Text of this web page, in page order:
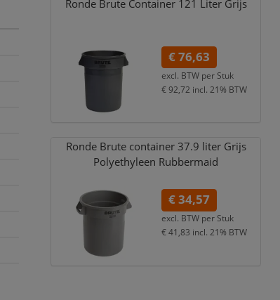
Ronde Brute Container 121 Liter Grijs
€ 76,63
excl. BTW per Stuk
€ 92,72 incl. 21% BTW
Ronde Brute container 37.9 liter Grijs
Polyethyleen Rubbermaid
€ 34,57
excl. BTW per Stuk
€ 41,83 incl. 21% BTW